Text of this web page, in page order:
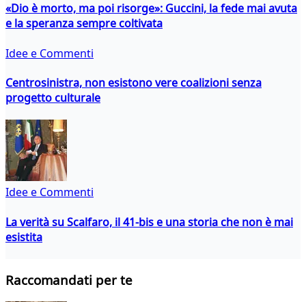
«Dio è morto, ma poi risorge»: Guccini, la fede mai avuta
e la speranza sempre coltivata
Idee e Commenti
Centrosinistra, non esistono vere coalizioni senza
progetto culturale
Idee e Commenti
La verità su Scalfaro, il 41-bis e una storia che non è mai
esistita
Raccomandati per te